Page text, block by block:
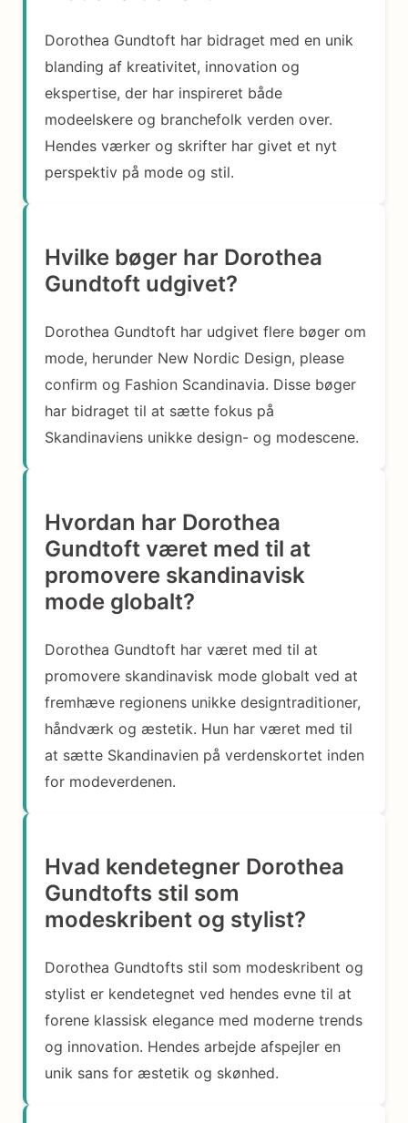
Dorothea Gundtoft har bidraget med en unik
blanding af kreativitet, innovation og
ekspertise, der har inspireret både
modeelskere og branchefolk verden over.
Hendes værker og skrifter har givet et nyt
perspektiv på mode og stil.
Hvilke bøger har Dorothea
Gundtoft udgivet?
Dorothea Gundtoft har udgivet flere bøger om
mode, herunder New Nordic Design, please
confirm og Fashion Scandinavia. Disse bøger
har bidraget til at sætte fokus på
Skandinaviens unikke design- og modescene.
Hvordan har Dorothea
Gundtoft været med til at
promovere skandinavisk
mode globalt?
Dorothea Gundtoft har været med til at
promovere skandinavisk mode globalt ved at
fremhæve regionens unikke designtraditioner,
håndværk og æstetik. Hun har været med til
at sætte Skandinavien på verdenskortet inden
for modeverdenen.
Hvad kendetegner Dorothea
Gundtofts stil som
modeskribent og stylist?
Dorothea Gundtofts stil som modeskribent og
stylist er kendetegnet ved hendes evne til at
forene klassisk elegance med moderne trends
og innovation. Hendes arbejde afspejler en
unik sans for æstetik og skønhed.